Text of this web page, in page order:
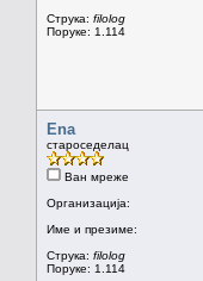
Струка: filolog
Поруке: 1.114
Ena
староседелац
Ван мреже
Организација:
Име и презиме:
Струка: filolog
Поруке: 1.114